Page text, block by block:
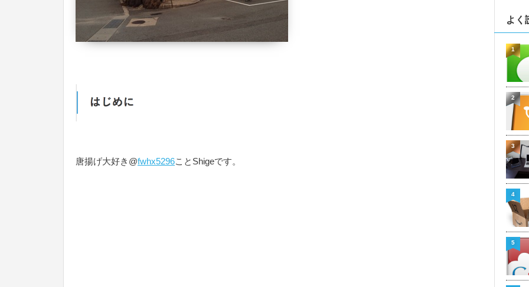
唐揚げ大好き@fwhx5296ことShigeです。
よく
1
2
3
4
5